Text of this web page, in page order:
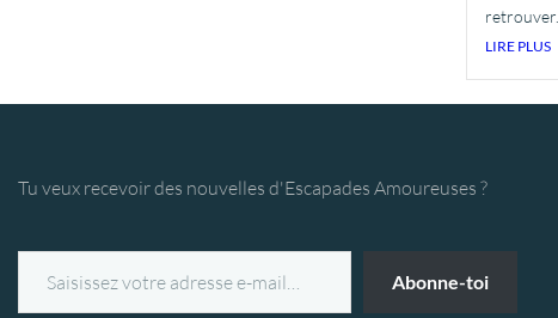
retrouver...
LIRE PLUS
Tu veux recevoir des nouvelles d'Escapades Amoureuses ?
Abonne-toi